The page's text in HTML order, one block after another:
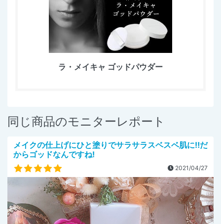
ラ・メイキャ ゴッドパウダー
同じ商品のモニターレポート
メイクの仕上げにひと塗りでサラサラスベスベ肌に‼️だ
からゴッドなんですね!
2021/04/27